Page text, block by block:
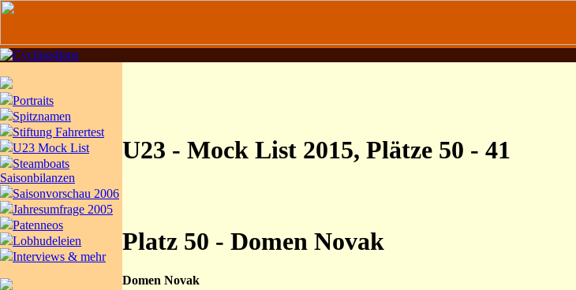
Portraits
Spitznamen
Stiftung Fahrertest
U23 Mock List
Steamboats
Saisonbilanzen
Saisonvorschau 2006
Jahresumfrage 2005
Patenneos
Lobhudeleien
Interviews & mehr
U23 - Mock List 2015, Plätze 50 - 41
Platz 50 - Domen Novak
Domen Novak